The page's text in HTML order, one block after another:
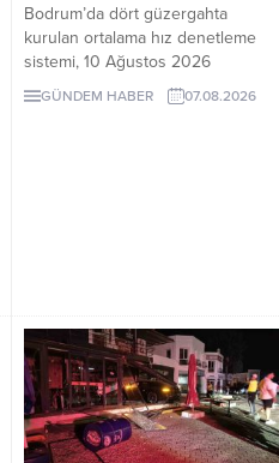
Bodrum’da dört güzergahta
kurulan ortalama hız denetleme
sistemi, 10 Ağustos 2026
Pazartesi günü devreye girecek.
İşte EDS uygulanacak yollar.
GÜNDEM HABER 07.08.2026